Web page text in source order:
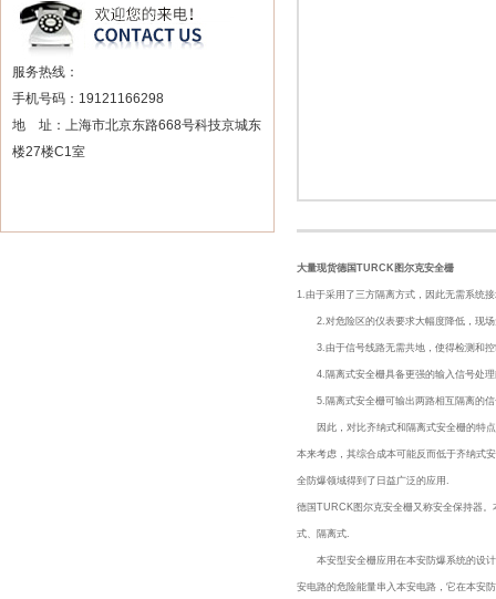
服务热线：
手机号码：19121166298
地 址：上海市北京东路668号科技京城东
楼27楼C1室
大量现货德国TURCK图尔克安全栅
1.由于采用了三方隔离方式，因此无需系统
2.对危险区的仪表要求大幅度降低，现场
3.由于信号线路无需共地，使得检测和控
4.隔离式安全栅具备更强的输入信号处理
5.隔离式安全栅可输出两路相互隔离的信
因此，对比齐纳式和隔离式安全栅的特点
本来考虑，其综合成本可能反而低于齐纳式
全防爆领域得到了日益广泛的应用.
德国TURCK图尔克安全栅又称安全保持器
式、隔离式.
本安型安全栅应用在本安防爆系统的设计
安电路的危险能量串入本安电路，它在本安